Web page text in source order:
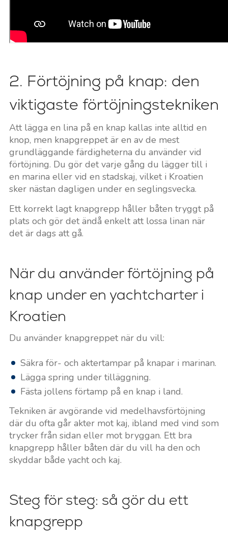
2. Förtöjning på knap: den
viktigaste förtöjningstekniken
Att lägga en lina på en knap kallas inte alltid en
knop, men knapgreppet är en av de mest
grundläggande färdigheterna du använder vid
förtöjning. Du gör det varje gång du lägger till i
en marina eller vid en stadskaj, vilket i Kroatien
sker nästan dagligen under en seglingsvecka.
Ett korrekt lagt knapgrepp håller båten tryggt på
plats och gör det ändå enkelt att lossa linan när
det är dags att gå.
När du använder förtöjning på
knap under en yachtcharter i
Kroatien
Du använder knapgreppet när du vill:
Säkra för- och aktertampar på knapar i marinan.
Lägga spring under tilläggning.
Fästa jollens förtamp på en knap i land.
Tekniken är avgörande vid medelhavsförtöjning
där du ofta går akter mot kaj, ibland med vind som
trycker från sidan eller mot bryggan. Ett bra
knapgrepp håller båten där du vill ha den och
skyddar både yacht och kaj.
Steg för steg: så gör du ett
knapgrepp